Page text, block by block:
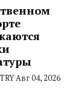
Авг 04, 2026